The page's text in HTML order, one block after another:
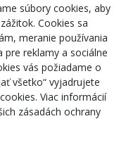
súbory cookies, aby
Cookies sa
meranie používania
pre reklamy a sociálne
vás požiadame o
všetko“ vyjadrujete
Viac informácií
zásadách ochrany